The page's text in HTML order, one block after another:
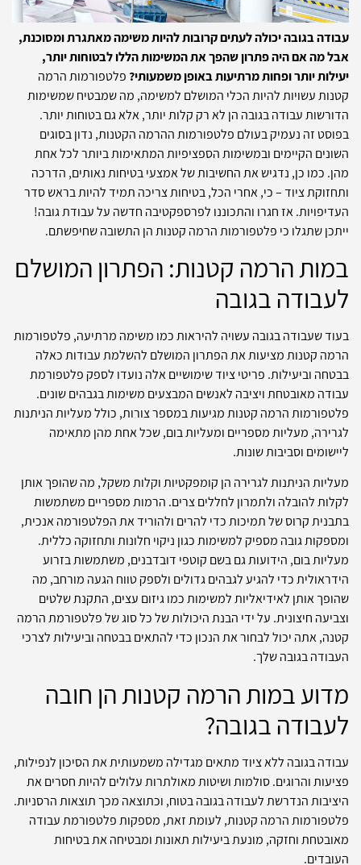
עבודה בגובה יכולה לעתים קרובות להיות משימה מאתגרת ומסוכנת,
אבל מה אם היה פתרון שהפך את המשימות הללו לבטוחות יותר,
יעילות יותר ופחות מרתיעות באופן משמעותי?פלטפורמות הרמה
קטנות עשויות להיות הכלי המושלם למשימה, מה שמבטיח שמשימות
הדורשות עבודה בגובה הן לא רק קלות יותר, אלא גם בטוחות יותר.
בפוסט זה נעמיק בעולם פלטפורמות ההרמה הקטנות, נדון בסוגים
השונים הקיימים ובמשימות הספציפיות המתאימות ביותר לכל אחת
מהן. כמו כן, נדגיש את החשיבות של אמצעי בטיחות נאותים, הדרכה
ותחזוקת ציוד – כי, אחרי הכל, בטיחות צריכה תמיד להיות בראש סדר
העדיפויות. אז חגרו והתכוננו לפרספקטיבה חדשה על עבודת גובה!
ייתכן שתגלו כי פלטפורמות הרמה קטנות הן התשובה שחיפשתם.
במות הרמה קטנות: הפתרון המושלם
לעבודה בגובה
בעוד שעבודה בגובה עשויה להיראות כמו משימה מרתיעה, פלטפורמות
הרמה קטנות מציעות את הפתרון המושלם להשלמת עבודות כאלה
בבטחה וביעילות. פריטי ציוד שימושיים אלה נועדו לספק פלטפורמת
עבודה מאובטחת ויציבה לאנשים המבצעים משימות בגבהים שונים.
פלטפורמות הרמה קטנות מגיעות במספר צורות, כולל מעליות הניתנות
לגרירה, מעליות מספריים ומעליות בום, שכל אחת מהן מתאימה
ליישומים וסביבות שונות.
מעליות הניתנות לגרירה הן קומפקטיות וקלות משקל, מה שהופך אותן
לקלות להובלה ולתמרון לחללים צרים. הרמות מספריים משתמשות
בתבנית קרוס של תמיכות כדי להרים ולהוריד את הפלטפורמה אנכית,
ומספקות גובה מספיק למשימות כגון ניקוי חלונות ותחזוקה כללית.
מעליות בום, הידועות גם בשם קוטפי דובדבנים, משתמשות בזרוע
הידראולית כדי להגיע לגבהים גדולים ולספק טווח הגעה מורחב, מה
שהופך אותן לאידיאליות למשימות כמו גיזום עצים, התקנת שלטים
וצביעה חיצונית. על ידי הבנת היכולות של כל סוג של פלטפורמת הרמה
קטנה, אתה יכול לבחור את הנכון כדי להתאים בבטחה וביעילות לצרכי
העבודה בגובה שלך.
מדוע במות הרמה קטנות הן חובה
לעבודה בגובה?
עבודה בגובה ללא ציוד מתאים מגדילה משמעותית את הסיכון לנפילות,
פציעות והרוגים. סולמות ושיטות מאולתרות עלולים להיות חסרים את
היציבות הנדרשת לעבודה בגובה בטוח, וכתוצאה מכך תוצאות הרסניות.
פלטפורמות הרמה קטנות, לעומת זאת, מספקות פלטפורמת עבודה
מאובטחת וחזקה, מונעת ביעילות תאונות ומבטיחה את בטיחות
העובדים.